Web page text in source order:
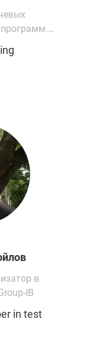
программ.
в
IB
in test